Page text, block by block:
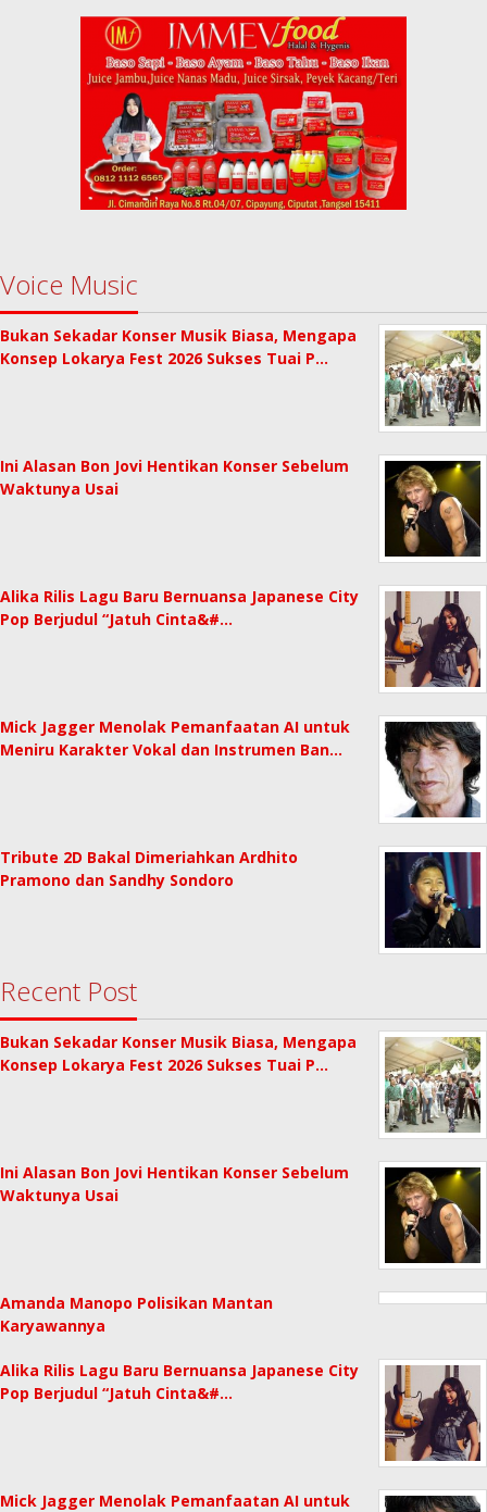
Voice Music
Bukan Sekadar Konser Musik Biasa, Mengapa
Konsep Lokarya Fest 2026 Sukses Tuai P…
Ini Alasan Bon Jovi Hentikan Konser Sebelum
Waktunya Usai
Alika Rilis Lagu Baru Bernuansa Japanese City
Pop Berjudul “Jatuh Cinta&#…
Mick Jagger Menolak Pemanfaatan AI untuk
Meniru Karakter Vokal dan Instrumen Ban…
Tribute 2D Bakal Dimeriahkan Ardhito
Pramono dan Sandhy Sondoro
Recent Post
Bukan Sekadar Konser Musik Biasa, Mengapa
Konsep Lokarya Fest 2026 Sukses Tuai P…
Ini Alasan Bon Jovi Hentikan Konser Sebelum
Waktunya Usai
Amanda Manopo Polisikan Mantan
Karyawannya
Alika Rilis Lagu Baru Bernuansa Japanese City
Pop Berjudul “Jatuh Cinta&#…
Mick Jagger Menolak Pemanfaatan AI untuk